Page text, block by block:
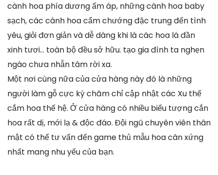
cành hoa phía dương ấm áp, những cành hoa baby
sạch, các cành hoa cẩm chướng đặc trung đến tình
yêu, giỏi đơn giản và dễ dàng khi là các hoa lá đần
xinh tươi… toàn bộ đều sở hữu. tạo gia đình ta nghẹn
ngào chưa nhẫn tâm rời xa.
Một nơi cùng nữa của cửa hàng này đó là những
người làm gỗ cực kỳ chăm chỉ cập nhật các Xu thế
cắm hoa thế hệ. Ở cửa hàng có nhiều biểu tượng cắn
hoa rất dị, mới lạ & độc đáo. Đội ngũ chuyên viên thân
mật có thể tư vấn đến game thủ mẫu hoa cân xứng
nhất mang nhu yếu của bạn.